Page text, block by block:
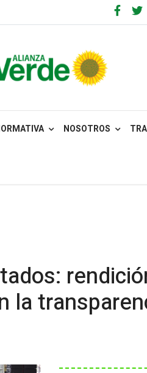
NOSOTROS
la